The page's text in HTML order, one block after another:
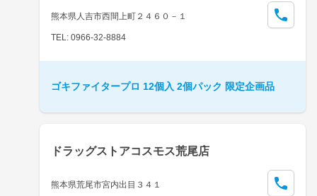
熊本県人吉市西間上町２４６０－１
TEL: 0966-32-8884
ゴキファイタープロ 12個入 2個パック 限定企画品
ドラッグストアコスモス荒尾店
熊本県荒尾市宮内出目３４１